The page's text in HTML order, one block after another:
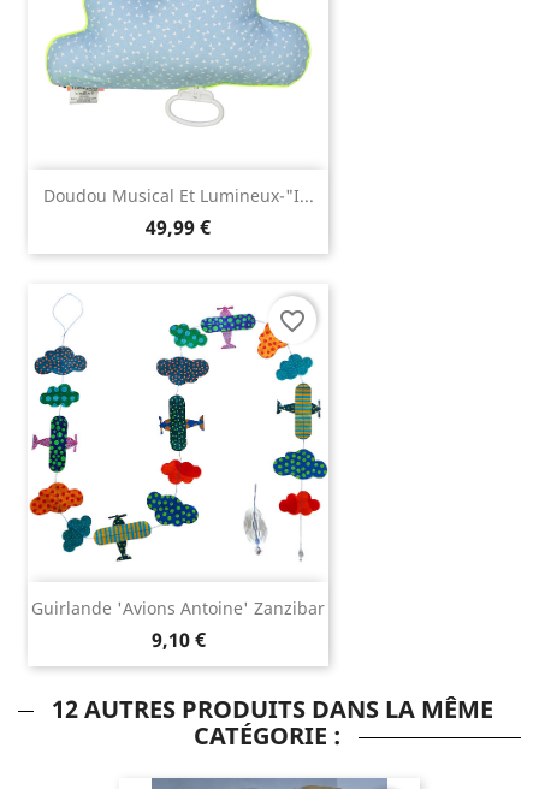
Doudou Musical Et Lumineux-"I...
49,99 €
Guirlande 'Avions Antoine' Zanzibar
9,10 €
favorite_border
12 AUTRES PRODUITS DANS LA MÊME
CATÉGORIE :